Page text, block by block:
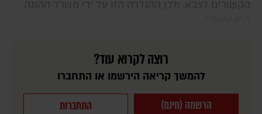
הקשורים לצבא, ולכן ההגדרה הזו על ידי משרד ההגנה
רוצה לקרוא עוד?
להמשך קריאה הירשמו או התחברו
הרשמה (חינם) התחברות